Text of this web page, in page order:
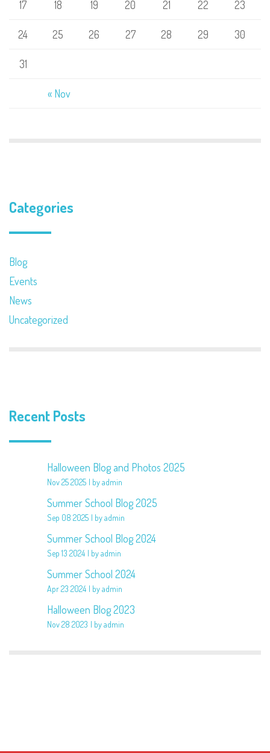
« Nov
17 18 19 20 21 22 23
24 25 26 27 28 29 30
31
Categories
Blog
Events
News
Uncategorized
Recent Posts
Halloween Blog and Photos 2025
Nov 25 2025 by admin
Summer School Blog 2025
Sep 08 2025 by admin
Summer School Blog 2024
Sep 13 2024 by admin
Summer School 2024
Apr 23 2024 by admin
Halloween Blog 2023
Nov 28 2023 by admin